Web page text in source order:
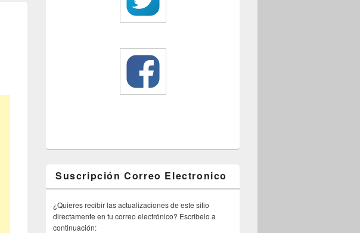
Suscripción Correo Electronico
¿Quieres recibir las actualizaciones de este sitio
directamente en tu correo electrónico? Escribelo a
continuación: